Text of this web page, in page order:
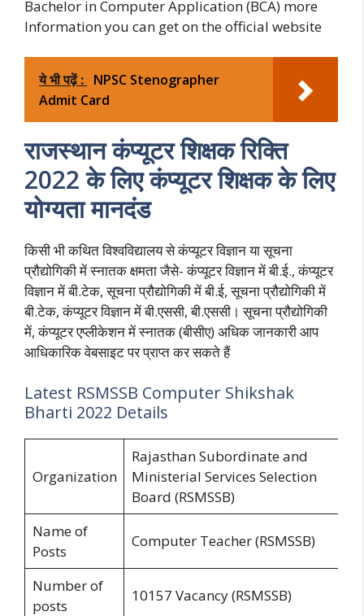
Bachelor in Computer Application (BCA) more
Information you can get on the official website
ये भी पढ़ें : NPSC Stenographer
Admit Card
राजस्थान कंप्यूटर शिक्षक रिक्ति
2022 के लिए कंप्यूटर शिक्षक के लिए
योग्यता मानदंड
किसी भी कथित विश्वविद्यालय से कंप्यूटर विज्ञान या सूचना
प्रौद्योगिकी में स्नातक क्षमता जैसे- कंप्यूटर विज्ञान में बी.ई., कंप्यूटर
विज्ञान में बी.टेक, सूचना प्रौद्योगिकी में बी.ई, सूचना प्रौद्योगिकी में
बी.टेक, कंप्यूटर विज्ञान में बी.एससी, बी.एससी। सूचना प्रौद्योगिकी
में, कंप्यूटर एप्लीकेशन में स्नातक (बीसीए) अधिक जानकारी आप
आधिकारिक वेबसाइट पर प्राप्त कर सकते हैं
Latest RSMSSB Computer Shikshak
Bharti 2022 Details
Organization
Rajasthan Subordinate and
Ministerial Services Selection
Board (RSMSSB)
Name of
Posts
Computer Teacher (RSMSSB)
Number of
posts
10157 Vacancy (RSMSSB)